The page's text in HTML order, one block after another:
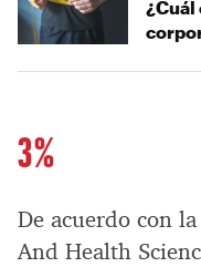
3%
De acuerdo con
And Health
¿Cuál